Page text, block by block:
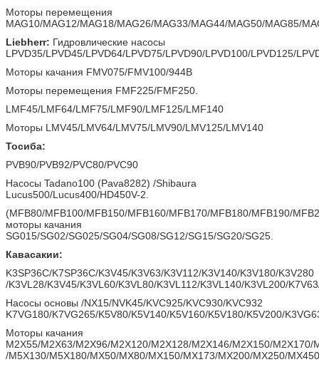
Моторы перемещения
MAG10/MAG12/MAG18/MAG26/MAG33/MAG44/MAG50/MAG85/
Liebherr: Гидровлические насосы
LPVD35/LPVD45/LPVD64/LPVD75/LPVD90/LPVD100/LPVD125/
Моторы качания FMV075/FMV100/944B
Моторы перемещения FMF225/FMF250.
LMF45/LMF64/LMF75/LMF90/LMF125/LMF140
Моторы LMV45/LMV64/LMV75/LMV90/LMV125/LMV140
Тосиба:
PVB90/PVB92/PVC80/PVC90
Насосы Tadano100 (Pava8282) /Shibaura
Lucus500/Lucus400/HD450V-2.
(MFB80/MFB100/MFB150/MFB160/MFB170/MFB180/MFB190/
моторы качания
SG015/SG02/SG025/SG04/SG08/SG12/SG15/SG20/SG25.
Кавасакии:
K3SP36C/K7SP36C/K3V45/K3V63/K3V112/K3V140/K3V180/K3V280
/K3VL28/K3V45/K3VL60/K3VL80/K3VL112/K3VL140/K3VL200/
Насосы основы /NX15/NVK45/KVC925/KVC930/KVC932
K7VG180/K7VG265/K5V80/K5V140/K5V160/K5V180/K5V200/
Моторы качания
M2X55/M2X63/M2X96/M2X120/M2X128/M2X146/M2X150/M2X170/
/M5X130/M5X180/MX50/MX80/MX150/MX173/MX200/MX250/